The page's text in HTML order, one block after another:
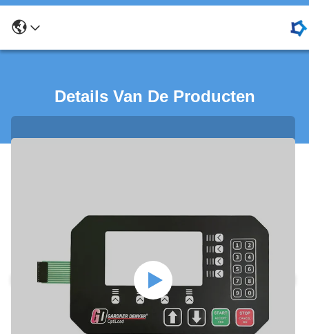
Details Van De Producten